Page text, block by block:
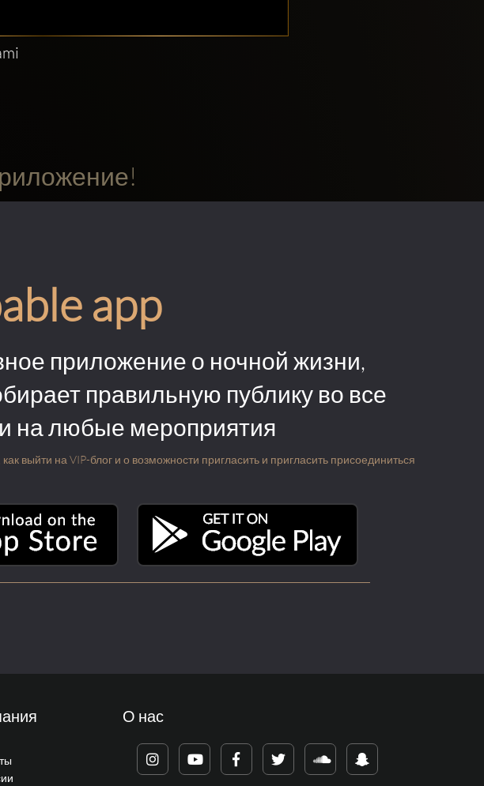
app
приложение о ночной жизни,
правильную публику во все
на любые мероприятия
выйти на VIP-блог и о возможности пригласить и пригласить присоединиться
О нас